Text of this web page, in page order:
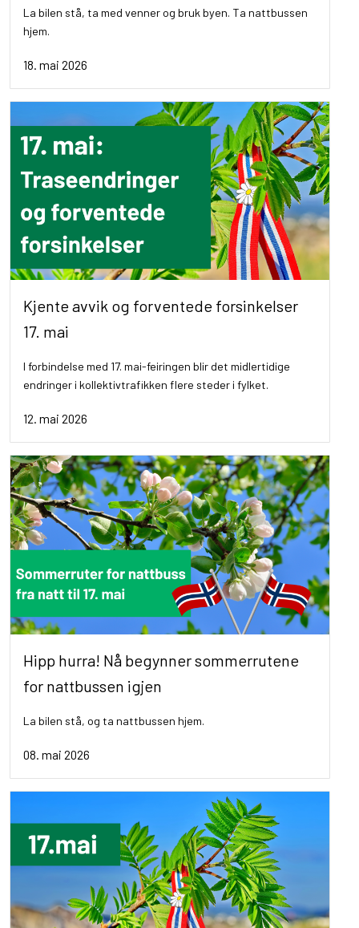
La bilen stå, ta med venner og bruk byen. Ta nattbussen
hjem.
18. mai 2026
Kjente avvik og forventede forsinkelser
17. mai
I forbindelse med 17. mai-feiringen blir det midlertidige
endringer i kollektivtrafikken flere steder i fylket.
12. mai 2026
Hipp hurra! Nå begynner sommerrutene
for nattbussen igjen
La bilen stå, og ta nattbussen hjem.
08. mai 2026